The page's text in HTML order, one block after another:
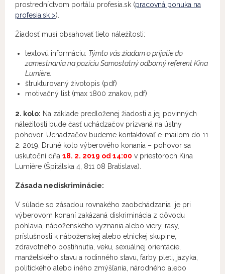
prostredníctvom portálu profesia.sk (pracovná ponuka na
profesia.sk >).
Žiadosť musí obsahovať tieto náležitosti:
textovú informáciu: Týmto vás žiadam o prijatie do
zamestnania na pozíciu Samostatný odborný referent Kina
Lumière.
štrukturovaný životopis (pdf)
motivačný list (max 1800 znakov, pdf)
2. kolo: Na základe predloženej žiadosti a jej povinných
náležitostí bude časť uchádzačov prizvaná na ústny
pohovor. Uchádzačov budeme kontaktovať e-mailom do 11.
2. 2019. Druhé kolo výberového konania – pohovor sa
uskutoční dňa 18. 2. 2019 od 14:00 v priestoroch Kina
Lumière (Špitálska 4, 811 08 Bratislava).
Zásada nediskriminácie:
V súlade so zásadou rovnakého zaobchádzania je pri
výberovom konaní zakázaná diskriminácia z dôvodu
pohlavia, náboženského vyznania alebo viery, rasy,
príslušnosti k náboženskej alebo etnickej skupine,
zdravotného postihnutia, veku, sexuálnej orientácie,
manželského stavu a rodinného stavu, farby pleti, jazyka,
politického alebo iného zmýšľania, národného alebo